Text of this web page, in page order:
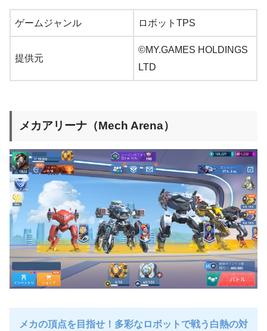
ゲームジャンル ロボットTPS
提供元
©MY.GAMES HOLDINGS
LTD
メカアリーナ（Mech Arena）
メカの頂点を目指せ！多彩なロボットで戦う白熱の対